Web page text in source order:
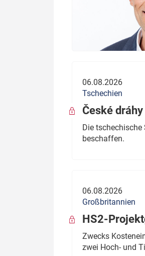
06.08.2026
Tschechien
České
Die
beschaffen.
06.08.2026
Großbritannien
HS2-
Zwecks
zwei Hoch- und